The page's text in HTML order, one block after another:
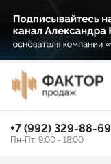
+7 (992) 329-88-69
Пн-Пт: 9:00 - 18:00